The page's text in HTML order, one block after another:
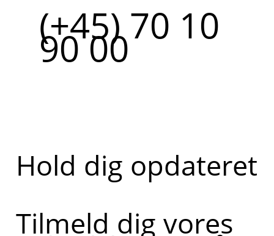
(+45) 70 10
90 00
Hold dig opdateret
Tilmeld dig vores